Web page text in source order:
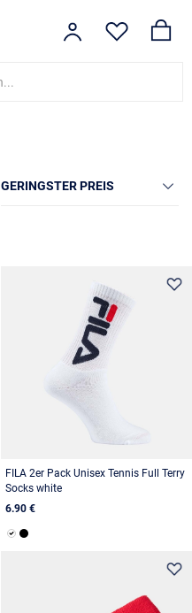
GERINGSTER PREIS
FILA 2er Pack Unisex Tennis Full Terry
Socks white
6.90 €